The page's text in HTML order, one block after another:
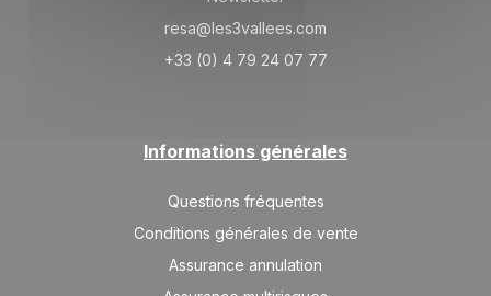
resa@les3vallees.com
+33 (0) 4 79 24 07 77
Informations générales
Questions fréquentes
Conditions générales de vente
Assurance annulation